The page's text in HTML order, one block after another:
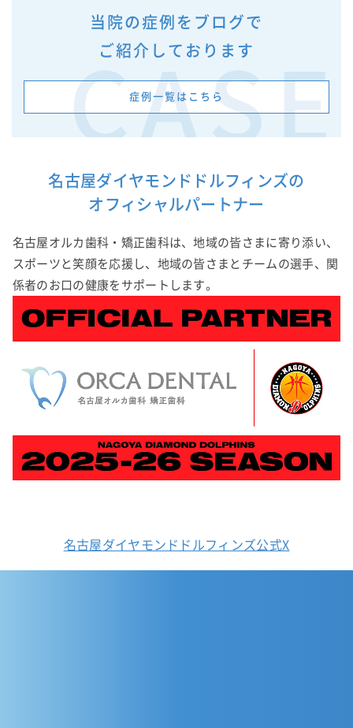
当院の症例をブログで
ご紹介しております
CASE
症例一覧はこちら
名古屋ダイヤモンドドルフィンズの
オフィシャルパートナー
名古屋オルカ歯科・矯正歯科は、地域の皆さまに寄り添い、
スポーツと笑顔を応援し、地域の皆さまとチームの選手、関
係者のお口の健康をサポートします。
名古屋ダイヤモンドドルフィンズ公式X